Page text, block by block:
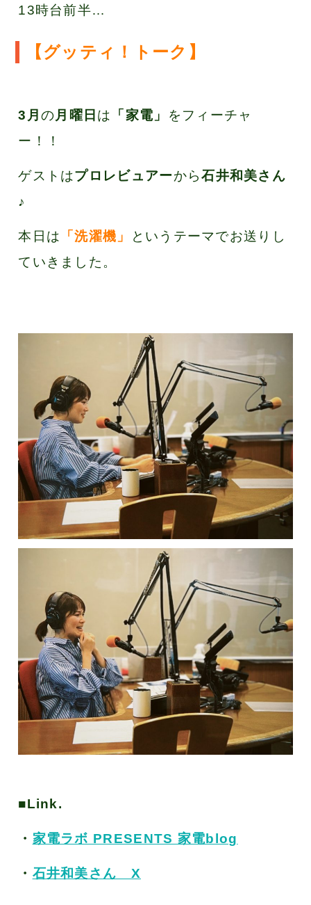
13時台前半…
【グッティ！トーク】
3月 の月曜日 は 「家電」
をフィーチャ
ー！！
ゲストはプロレビュアーから石井和美さん
♪
本日は 「洗濯機」
というテーマでお送りし
ていきました。
■Link.
・ 家電ラボ PRESENTS 家電blog
・ 石井和美さん X